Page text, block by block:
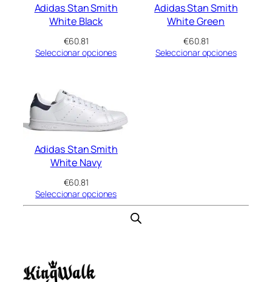
Adidas Stan Smith
White Black
€60.81
Seleccionar opciones
Adidas Stan Smith
White Green
€60.81
Seleccionar opciones
Adidas Stan Smith
White Navy
€60.81
Seleccionar opciones